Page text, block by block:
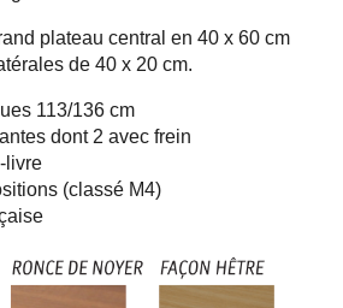
plateau central en 40 x 60 cm
de 40 x 20 cm.
113/136 cm
dont 2 avec frein
livre
(classé M4)